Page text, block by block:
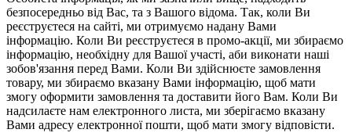
безпосередньо від Вас, та з Вашого відома. Так, коли Ви
реєструєтеся на сайті, ми отримуємо надану Вами
інформацію. Коли Ви реєструєтеся в промо-акції, ми збираємо
інформацію, необхідну для Вашої участі, аби виконати наші
зобов'язання перед Вами. Коли Ви здійснюєте замовлення
товару, ми збираємо вказану Вами інформацію, щоб мати
змогу оформити замовлення та доставити його Вам. Коли Ви
надсилаєте нам електронного листа, ми зберігаємо вказану
Вами адресу електронної пошти, щоб мати змогу відповісти.